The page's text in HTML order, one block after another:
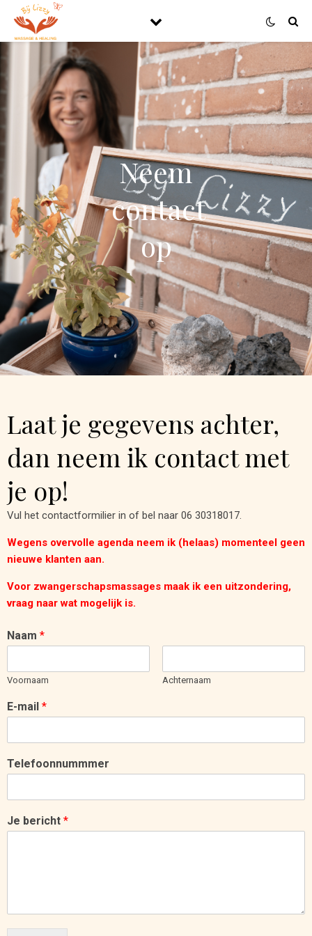
Neem
contact
op
Laat je gegevens achter,
dan neem ik contact met
je op!
Vul het contactformilier in of bel naar 06 30318017.
Wegens overvolle agenda neem ik (helaas) momenteel geen
nieuwe klanten aan.
Voor zwangerschapsmassages maak ik een uitzondering,
vraag naar wat mogelijk is.
Naam *
Voornaam Achternaam
E-mail *
Telefoonnummmer
Je bericht *